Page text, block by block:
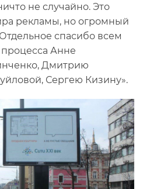
не случайно. Это
рекламы, но огромный
спасибо всем
Анне
Дмитрию
Сергею Кизину».